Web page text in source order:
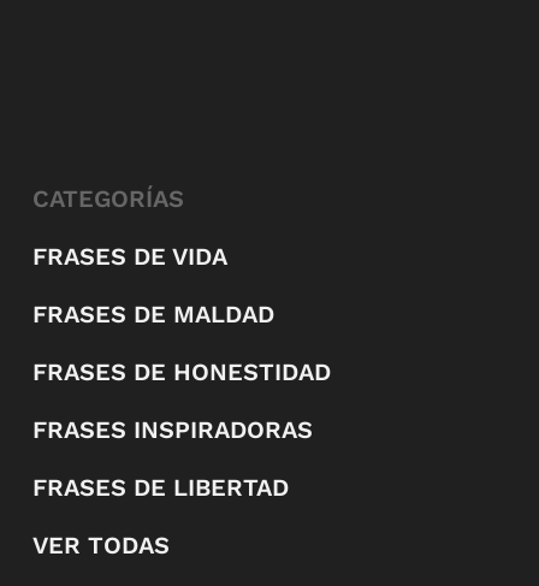
CATEGORÍAS
FRASES DE VIDA
FRASES DE MALDAD
FRASES DE HONESTIDAD
FRASES INSPIRADORAS
FRASES DE LIBERTAD
VER TODAS